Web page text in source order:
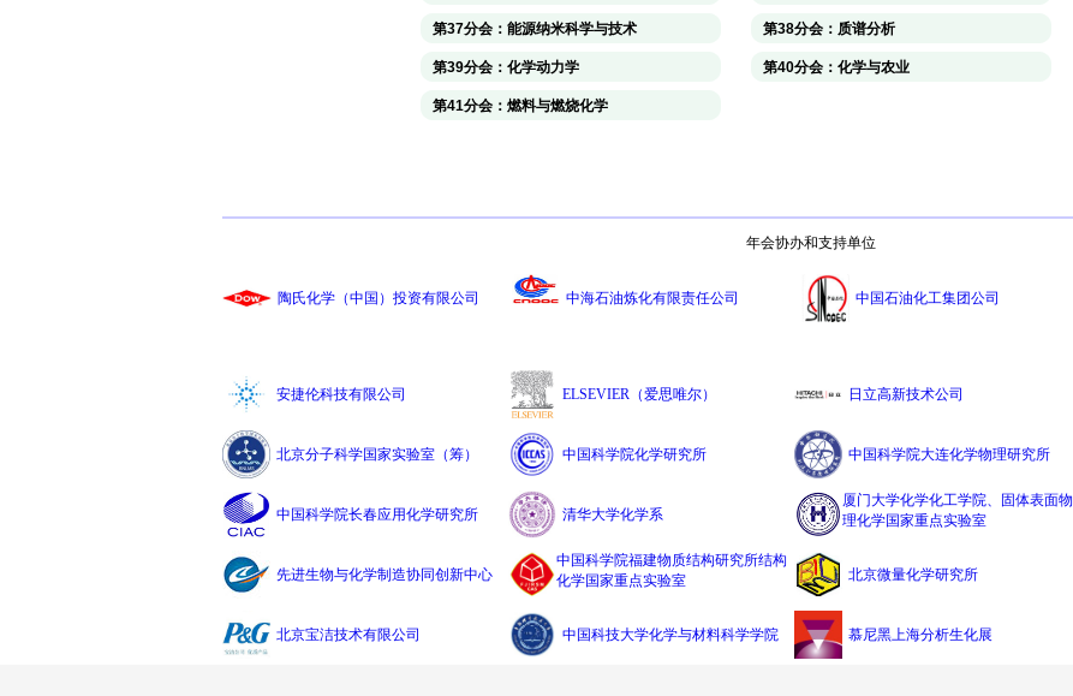
第37分会：能源纳米科学与技术 第38分会：质谱分析
第39分会：化学动力学 第40分会：化学与农业
第41分会：燃料与燃烧化学
年会协办和支持单位
陶氏化学（中国）投资有限公司 中海石油炼化有限责任公司 中国石油化工集团公司
安捷伦科技有限公司 ELSEVIER（爱思唯尔） 日立高新技术公司
北京分子科学国家实验室（筹） 中国科学院化学研究所 中国科学院大连化学物理研究所
中国科学院长春应用化学研究所 清华大学化学系
厦门大学化学化工学院、固体表面物
理化学国家重点实验室
先进生物与化学制造协同创新中心
中国科学院福建物质结构研究所结构
化学国家重点实验室
北京微量化学研究所
北京宝洁技术有限公司 中国科技大学化学与材料科学学院 慕尼黑上海分析生化展